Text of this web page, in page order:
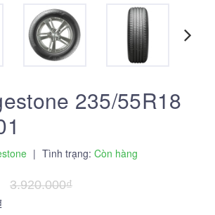
235/55R18
| Tình trạng: Còn hàng
3.920.000₫